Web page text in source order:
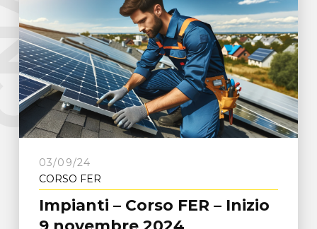
03/09/24
CORSO FER
Impianti – Corso FER – Inizio